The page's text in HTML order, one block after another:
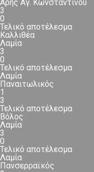
Άρης Αγ. Κωνσταντίνου
3
0
Τελικό αποτέλεσμα
Καλλιθέα
Λαμία
3
0
Τελικό αποτέλεσμα
Λαμία
Παναιτωλικός
1
3
Τελικό αποτέλεσμα
Βόλος
Λαμία
3
0
Τελικό αποτέλεσμα
Λαμία
Πανσερραϊκός